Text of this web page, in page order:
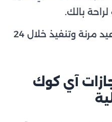
بالك.
مواعيد مرنة وتنفيذ خلال 24
آي كوك